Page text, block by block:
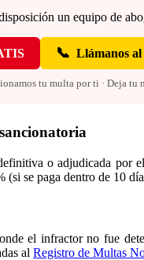
un equipo de
📞 Llámanos al
tu multa por ti · Deja tu
o adjudicada por
(si se paga dentro de 10
el infractor no fue
al Registro de Multas